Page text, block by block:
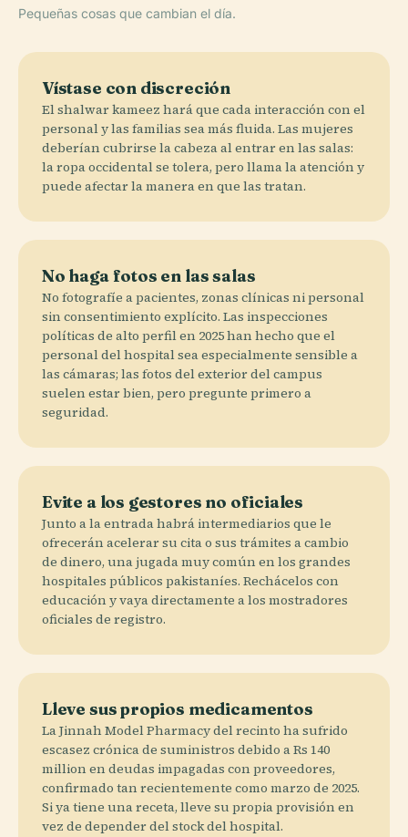
Pequeñas cosas que cambian el día.
Vístase con discreción
El shalwar kameez hará que cada interacción con el
personal y las familias sea más fluida. Las mujeres
deberían cubrirse la cabeza al entrar en las salas:
la ropa occidental se tolera, pero llama la atención y
puede afectar la manera en que las tratan.
No haga fotos en las salas
No fotografíe a pacientes, zonas clínicas ni personal
sin consentimiento explícito. Las inspecciones
políticas de alto perfil en 2025 han hecho que el
personal del hospital sea especialmente sensible a
las cámaras; las fotos del exterior del campus
suelen estar bien, pero pregunte primero a
seguridad.
Evite a los gestores no oficiales
Junto a la entrada habrá intermediarios que le
ofrecerán acelerar su cita o sus trámites a cambio
de dinero, una jugada muy común en los grandes
hospitales públicos pakistaníes. Rechácelos con
educación y vaya directamente a los mostradores
oficiales de registro.
Lleve sus propios medicamentos
La Jinnah Model Pharmacy del recinto ha sufrido
escasez crónica de suministros debido a Rs 140
million en deudas impagadas con proveedores,
confirmado tan recientemente como marzo de 2025.
Si ya tiene una receta, lleve su propia provisión en
vez de depender del stock del hospital.